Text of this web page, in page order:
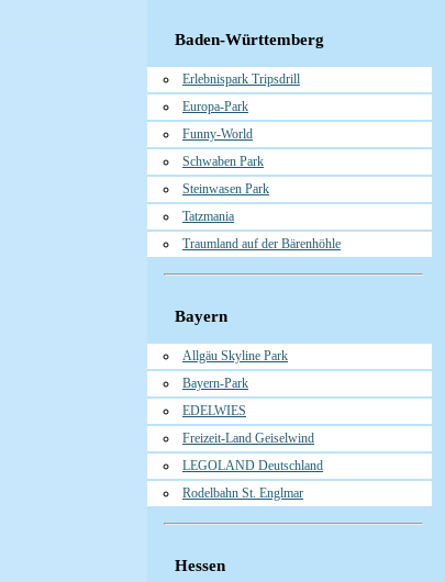
Baden-Württemberg
Erlebnispark Tripsdrill
Europa-Park
Funny-World
Schwaben Park
Steinwasen Park
Tatzmania
Traumland auf der Bärenhöhle
Bayern
Allgäu Skyline Park
Bayern-Park
EDELWIES
Freizeit-Land Geiselwind
LEGOLAND Deutschland
Rodelbahn St. Englmar
Hessen